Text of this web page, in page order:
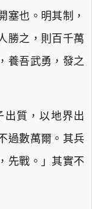
塞也。明其制，
勝之，則百千萬
養吾武勇，發之
出質，以地界出
過數萬爾。其兵
先戰。」其實不